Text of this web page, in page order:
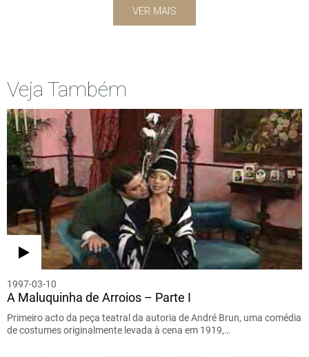
VER MAIS
Veja Também
1997-03-10
A Maluquinha de Arroios – Parte I
Primeiro acto da peça teatral da autoria de André Brun, uma comédia
de costumes originalmente levada à cena em 1919,…